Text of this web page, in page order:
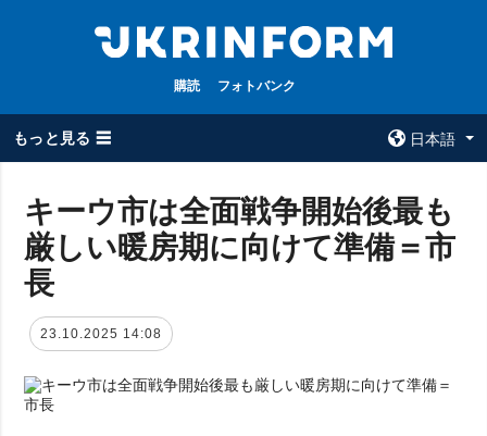
購読 フォトバンク
もっと見る ☰
日本語
全てのトピック
政治
経済・復興
ウクルインフォ
ルム
キーウ市は全面戦争開始後最も
厳しい暖房期に向けて準備＝市
長
23.10.2025 14:08